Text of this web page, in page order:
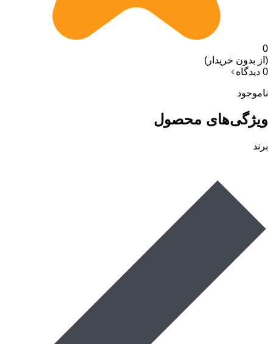
0
(از بدون خریدار)
0 دیدگاه
ناموجود
ویژگی‌های محصول
برند